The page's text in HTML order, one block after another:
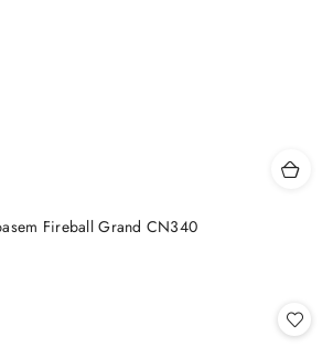
Fireball Grand CN340